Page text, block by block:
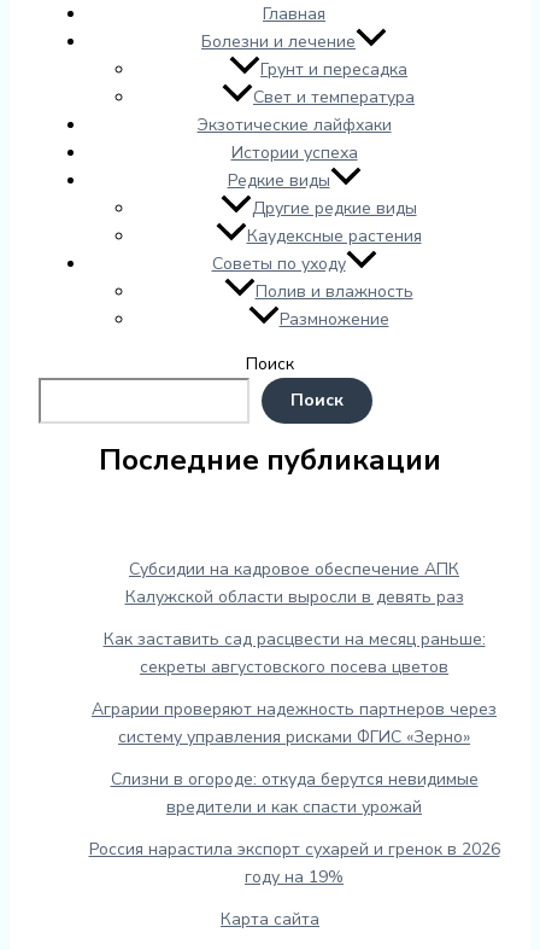
Главная
Болезни и лечение
Грунт и пересадка
Свет и температура
Экзотические лайфхаки
Истории успеха
Редкие виды
Другие редкие виды
Каудексные растения
Советы по уходу
Полив и влажность
Размножение
Поиск
Поиск
Последние публикации
Субсидии на кадровое обеспечение АПК
Калужской области выросли в девять раз
Как заставить сад расцвести на месяц раньше:
секреты августовского посева цветов
Аграрии проверяют надежность партнеров через
систему управления рисками ФГИС «Зерно»
Слизни в огороде: откуда берутся невидимые
вредители и как спасти урожай
Россия нарастила экспорт сухарей и гренок в 2026
году на 19%
Карта сайта